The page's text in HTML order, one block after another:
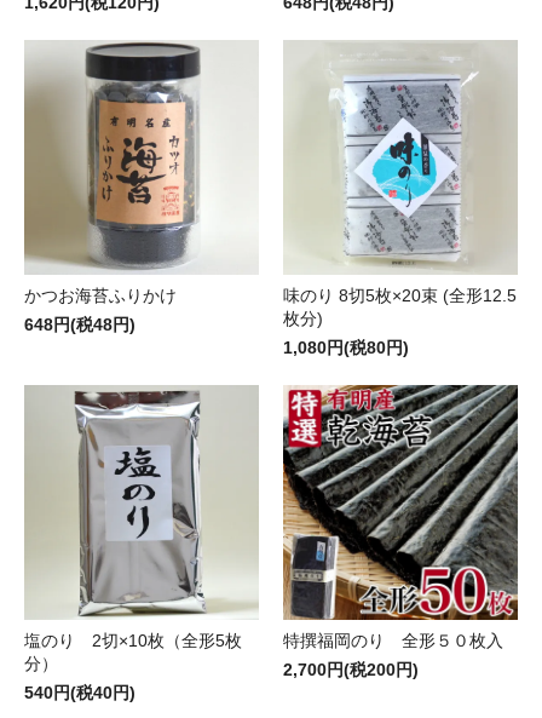
かつお海苔ふりかけ
648円(税48円)
味のり 8切5枚×20束 (全形12.5
枚分)
1,080円(税80円)
塩のり 2切×10枚（全形5枚
分）
540円(税40円)
特撰福岡のり 全形５０枚入
2,700円(税200円)